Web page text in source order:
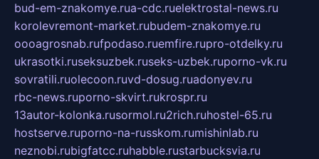
bud-em-znakomye.rua-cdc.ruelektrostal-news.ru
korolevremont-market.rubudem-znakomye.ru
oooagrosnab.rufpodaso.ruemfire.rupro-otdelky.ru
ukrasotki.ruseksuzbek.ruseks-uzbek.ruporno-vk.ru
sovratili.ruolecoon.ruvd-dosug.ruadonyev.ru
rbc-news.ruporno-skvirt.rukrospr.ru
13autor-kolonka.rusormol.ru2rich.ruhostel-65.ru
hostserve.ruporno-na-russkom.rumishinlab.ru
neznobi.rubigfatcc.ruhabble.rustarbucksvia.ru